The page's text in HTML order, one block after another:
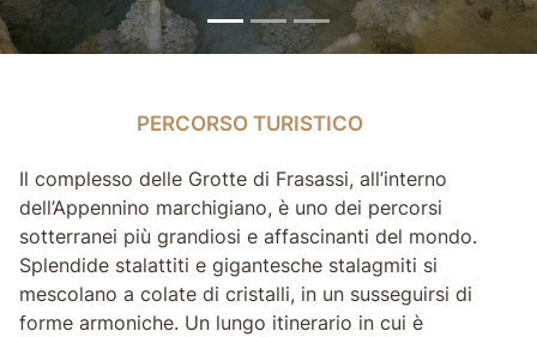
PERCORSO TURISTICO
Il complesso delle Grotte di Frasassi, all’interno
dell’Appennino marchigiano, è uno dei percorsi
sotterranei più grandiosi e affascinanti del mondo.
Splendide stalattiti e gigantesche stalagmiti si
mescolano a colate di cristalli, in un susseguirsi di
forme armoniche. Un lungo itinerario in cui è